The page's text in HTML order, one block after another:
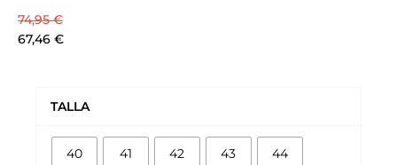
74,95€
67,46 €
TALLA
40 41 42 43 44
UTILITY